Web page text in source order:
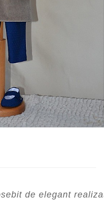
de elegant